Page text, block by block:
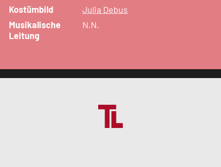
Kostümbild
Julia Debus
Musikalische
Leitung
N.N.